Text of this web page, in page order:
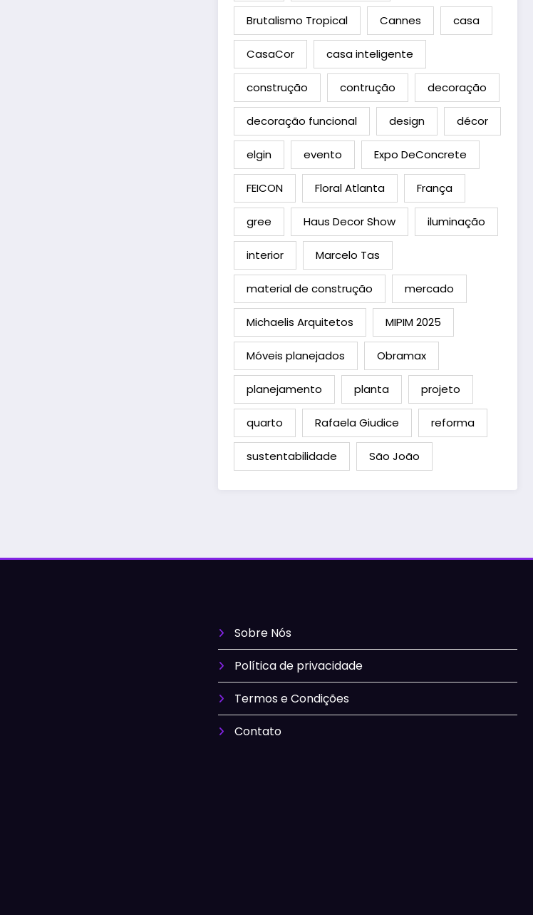
Brutalismo Tropical Cannes casa
CasaCor casa inteligente
construção contrução decoração
decoração funcional design décor
elgin evento Expo DeConcrete
FEICON Floral Atlanta França
gree Haus Decor Show iluminação
interior Marcelo Tas
material de construção mercado
Michaelis Arquitetos MIPIM 2025
Móveis planejados Obramax
planejamento planta projeto
quarto Rafaela Giudice reforma
sustentabilidade São João
Sobre Nós
Política de privacidade
Termos e Condições
Contato